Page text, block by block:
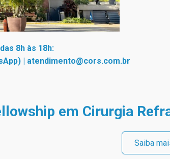
8h às 18h:
| atendimento@cors.com.br
em Cirurgia
Saiba